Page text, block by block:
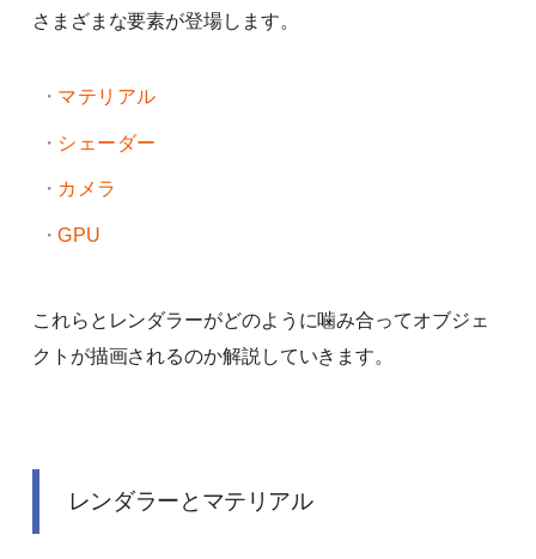
さまざまな要素が登場します。
マテリアル
シェーダー
カメラ
GPU
これらとレンダラーがどのように噛み合ってオブジェ
クトが描画されるのか解説していきます。
レンダラーとマテリアル